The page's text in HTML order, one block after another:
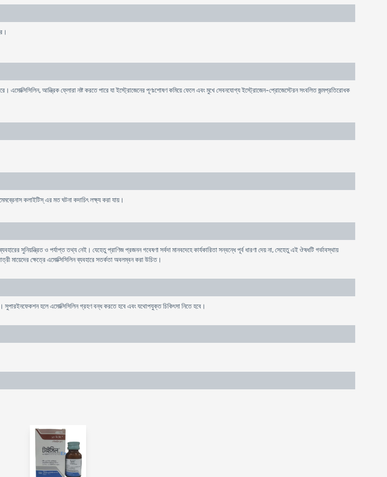
এমোক্সিসিলিন, আন্ত্রিক ফ্লোরা নষ্ট করতে পারে যা ইস্ট্রোজেনের পূণঃশোষণ কমিয়ে ফেলে এবং মুখে সেবনযোগ্য ইস্ট্রোজেন-প্রোজেস্টেরন সংবলিত জন্মপ্রতিরোধক
কলাইটিস্ এর মত ঘটনা কদাচিৎ লক্ষ্য করা যায়।
সুনিয়ন্ত্রিত ও পর্যাপ্ত তথ্য নেই। যেহেতু প্রাণিজ প্রজনন গবেষণা সর্বদা মানবদেহে কার্যকারিতা সন্বন্ধে পূর্ব ধারণা দেয় না, সেহেতু এই ঔষধটি গর্ভাবস্থায়
মায়েদের ক্ষেত্রে এমোক্সিসিলিন ব্যবহারে সতর্কতা অবলম্বন করা উচিত।
সুপারইনফেকশন হলে এমোক্সিসিলিন গ্রহণ বন্ধ করতে হবে এবং যথোপযুক্ত চিকিৎসা নিতে হবে।